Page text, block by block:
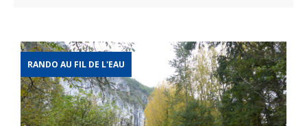
RANDO AU FIL DE L'EAU